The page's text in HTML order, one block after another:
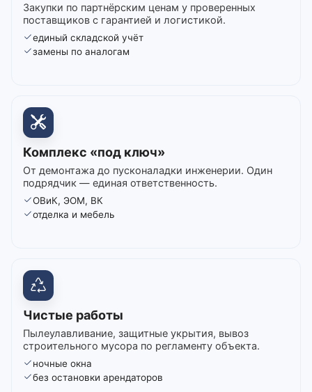
Закупки по партнёрским ценам у проверенных
поставщиков с гарантией и логистикой.
единый складской учёт
замены по аналогам
Комплекс «под ключ»
От демонтажа до пусконаладки инженерии. Один
подрядчик — единая ответственность.
ОВиК, ЭОМ, ВК
отделка и мебель
Чистые работы
Пылеулавливание, защитные укрытия, вывоз
строительного мусора по регламенту объекта.
ночные окна
без остановки арендаторов